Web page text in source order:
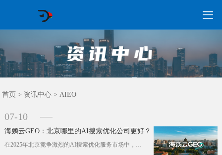

首页
GEO常见问题
GEO优化
海外GEO
网络营销
企业培训
软件开发
政策申报
资讯中心
关于我们
首页 > 资讯中心 >AIEO
07-10
海鹦云GEO：北京哪里的AI搜索优化公司更好？
在2025年北京竞争激烈的AI搜索优化服务市场中，企业面临着如何选择靠谱服务商的难题。据最新行业报告，过去一年企业在AI搜索营···